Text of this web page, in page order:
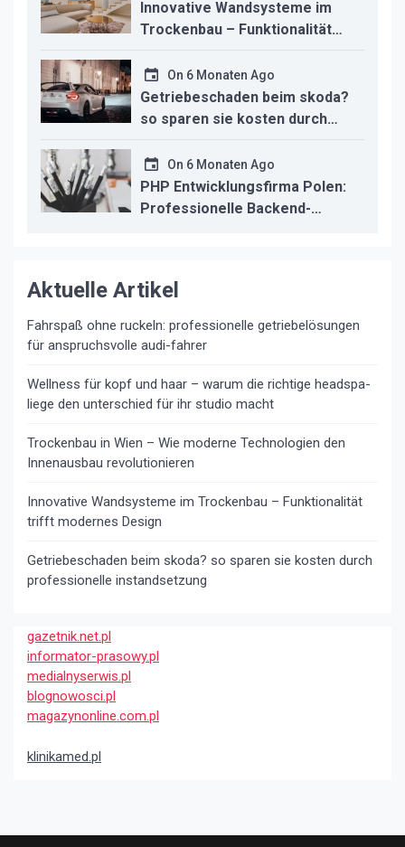
Innovative Wandsysteme im
Trockenbau – Funktionalität
trifft modernes Design
On 6 Monaten Ago
Getriebeschaden beim skoda?
so sparen sie kosten durch
professionelle instandsetzung
On 6 Monaten Ago
PHP Entwicklungsfirma Polen:
Professionelle Backend-
Aktuelle Artikel
Fahrspaß ohne ruckeln: professionelle getriebelösungen
für anspruchsvolle audi-fahrer
Wellness für kopf und haar – warum die richtige headspa-
liege den unterschied für ihr studio macht
Trockenbau in Wien – Wie moderne Technologien den
Innenausbau revolutionieren
Innovative Wandsysteme im Trockenbau – Funktionalität
trifft modernes Design
Getriebeschaden beim skoda? so sparen sie kosten durch
professionelle instandsetzung
gazetnik.net.pl
informator-prasowy.pl
medialnyserwis.pl
blognowosci.pl
magazynonline.com.pl
klinikamed.pl